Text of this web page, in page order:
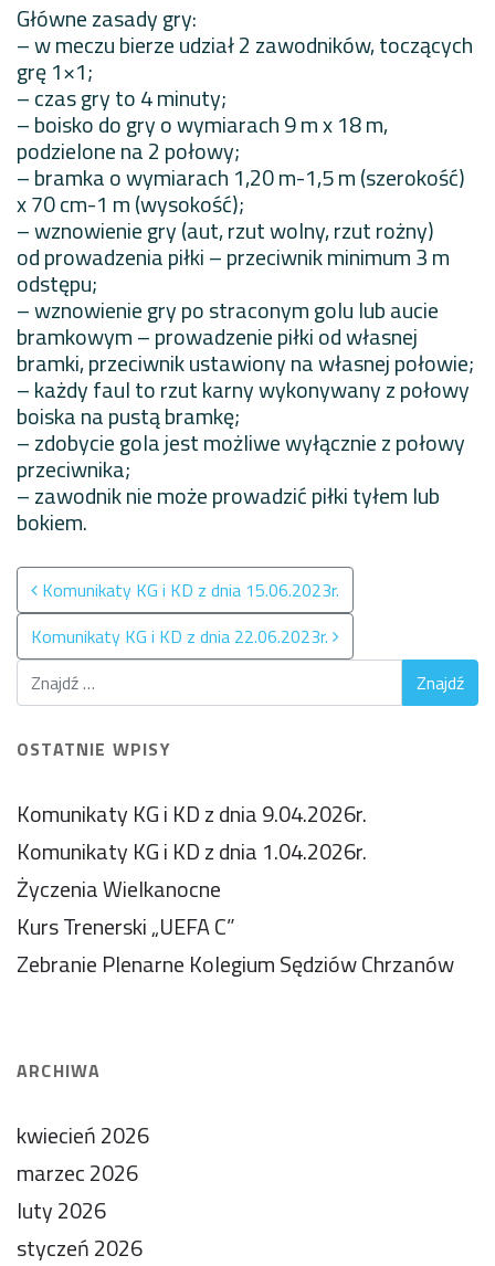
Główne zasady gry:
– w meczu bierze udział 2 zawodników, toczących
grę 1×1;
– czas gry to 4 minuty;
– boisko do gry o wymiarach 9 m x 18 m,
podzielone na 2 połowy;
– bramka o wymiarach 1,20 m-1,5 m (szerokość)
x 70 cm-1 m (wysokość);
– wznowienie gry (aut, rzut wolny, rzut rożny)
od prowadzenia piłki – przeciwnik minimum 3 m
odstępu;
– wznowienie gry po straconym golu lub aucie
bramkowym – prowadzenie piłki od własnej
bramki, przeciwnik ustawiony na własnej połowie;
– każdy faul to rzut karny wykonywany z połowy
boiska na pustą bramkę;
– zdobycie gola jest możliwe wyłącznie z połowy
przeciwnika;
– zawodnik nie może prowadzić piłki tyłem lub
bokiem.
Nawigacja po wpisach
Komunikaty KG i KD z dnia 15.06.2023r.
Komunikaty KG i KD z dnia 22.06.2023r.
OSTATNIE WPISY
Komunikaty KG i KD z dnia 9.04.2026r.
Komunikaty KG i KD z dnia 1.04.2026r.
Życzenia Wielkanocne
Kurs Trenerski „UEFA C”
Zebranie Plenarne Kolegium Sędziów Chrzanów
ARCHIWA
kwiecień 2026
marzec 2026
luty 2026
styczeń 2026